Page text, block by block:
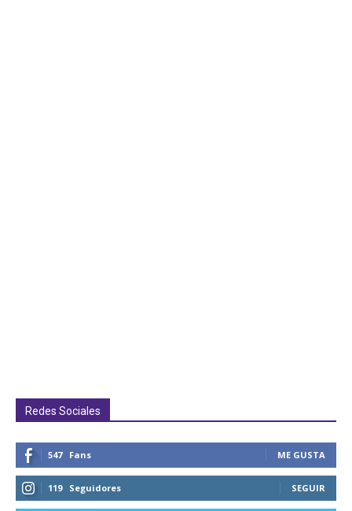
Redes Sociales
547 Fans ME GUSTA
119 Seguidores SEGUIR